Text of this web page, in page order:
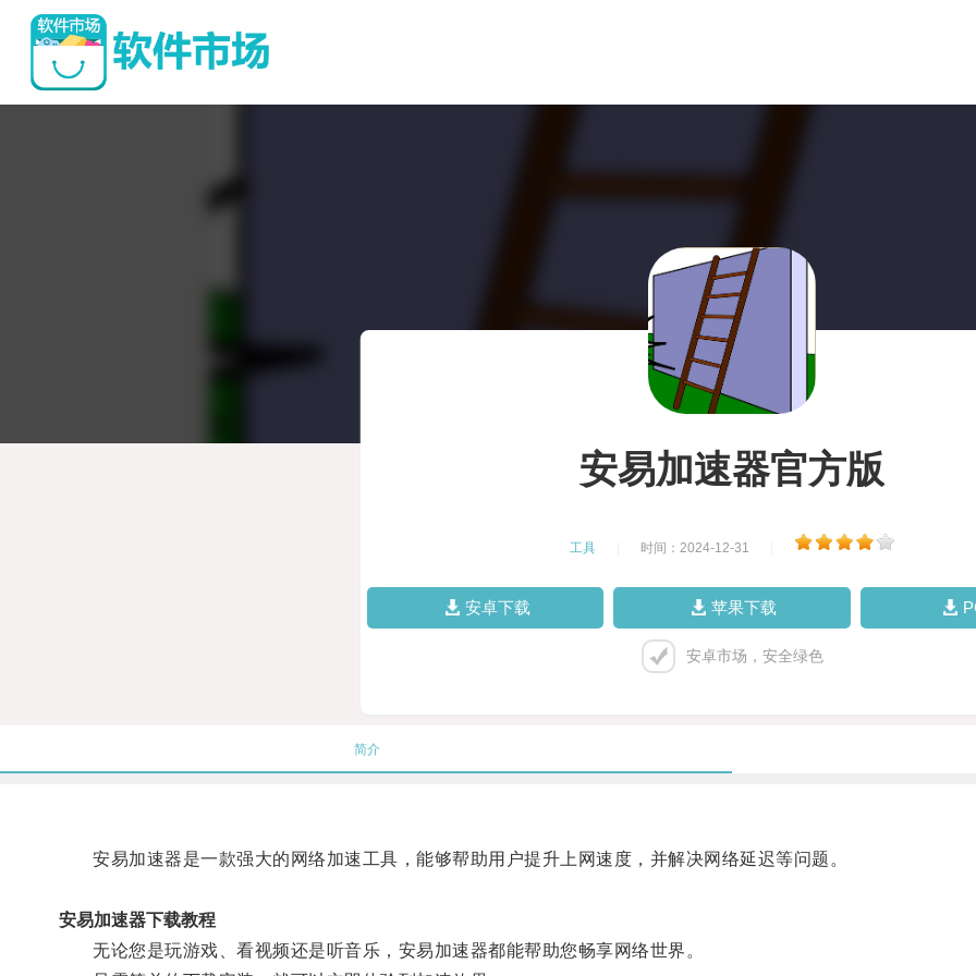
安易加速器官方版
工具 时间：2024-12-31
安卓下载 苹果下载
安卓市场，安全绿色
简介
安易加速器是一款强大的网络加速工具，能够帮助用户提升上网速度，并解决网络延迟等问题。
安易加速器下载教程
无论您是玩游戏、看视频还是听音乐，安易加速器都能帮助您畅享网络世界。